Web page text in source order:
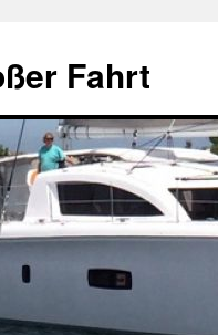
Fahrt